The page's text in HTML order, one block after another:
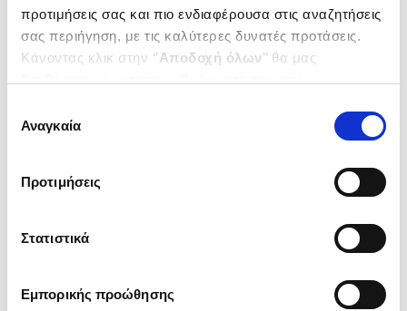
προτιμήσεις σας και πιο ενδιαφέρουσα στις αναζητήσεις
σας περιήγηση, με τις καλύτερες δυνατές προτάσεις.
Κάνοντας κλικ στην ‘’Αποδοχή όλων’’ θα μας
ενδιαφέρουν και να επιλέξετε από τα παρακάτω με την
΄΄και να ενημερωθείτε σχετικά με
συγκατάθεσης
Αναγκαία
Προτιμήσεις
Στατιστικά
Εμπορικής προώθησης